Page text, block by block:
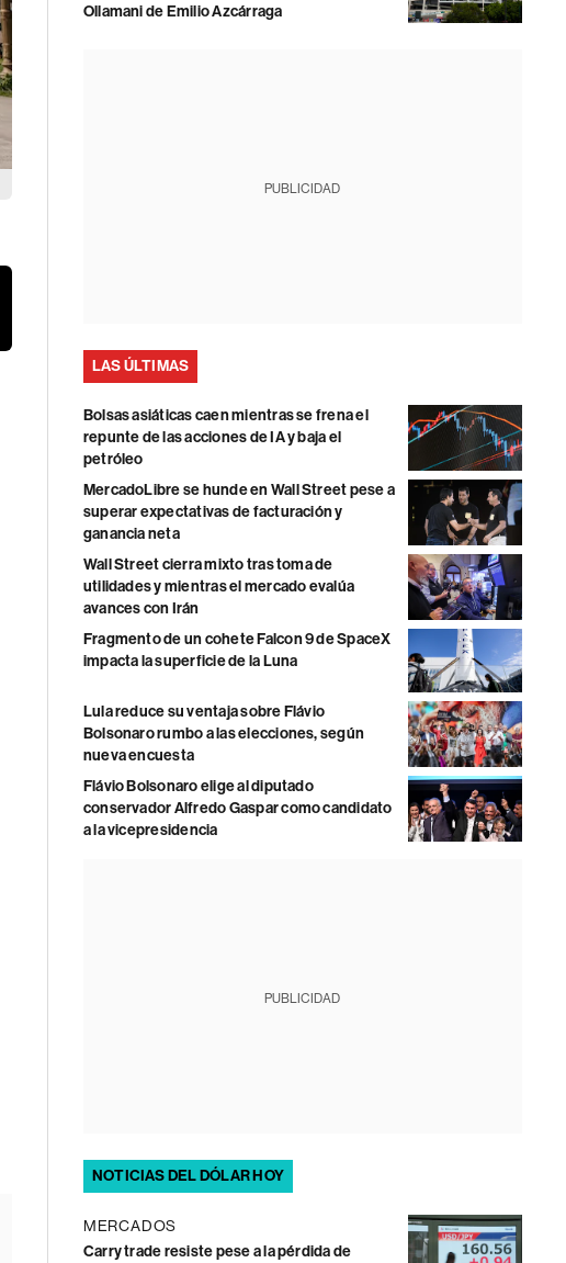
Ollamani de Emilio Azcárraga
PUBLICIDAD
LAS ÚLTIMAS
Bolsas asiáticas caen mientras se frena el
repunte de las acciones de IA y baja el
petróleo
MercadoLibre se hunde en Wall Street pese a
superar expectativas de facturación y
ganancia neta
Wall Street cierra mixto tras toma de
utilidades y mientras el mercado evalúa
avances con Irán
Fragmento de un cohete Falcon 9 de SpaceX
impacta la superficie de la Luna
Lula reduce su ventaja sobre Flávio
Bolsonaro rumbo a las elecciones, según
nueva encuesta
Flávio Bolsonaro elige al diputado
conservador Alfredo Gaspar como candidato
a la vicepresidencia
PUBLICIDAD
NOTICIAS DEL DÓLAR HOY
MERCADOS
Carry trade resiste pese a la pérdida de